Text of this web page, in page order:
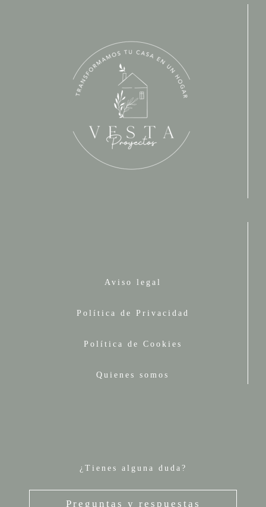
Aviso legal
Política de Privacidad
Política de Cookies
Quienes somos
¿Tienes alguna duda?
Preguntas y respuestas